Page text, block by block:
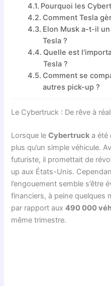
Pourquoi les
Comment Tesla
Elon Musk a-t-il
Tesla ?
Quelle est
Tesla ?
Comment se
autres pick-up ?
Le Cybertruck : De rêve à
Lorsque leCybertruck a été
plus qu’un simple véhicule.
futuriste, il promettait de
up aux États-Unis.
l’engouement semble s’être
financiers, à peine quelques
par rapport aux490 000
même trimestre.